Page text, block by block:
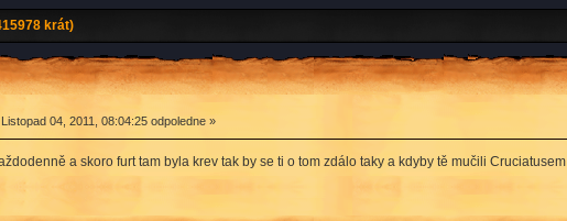
krát)
Listopad 04, 2011, 08:04:25 odpoledne »
a skoro furt tam byla krev tak by se ti o tom zdálo taky a kdyby tě mučili Cruciatusem